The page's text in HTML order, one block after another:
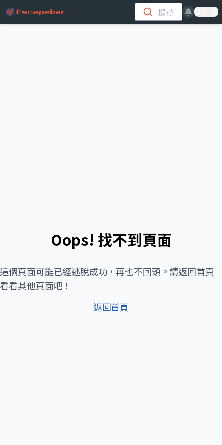
跳至主要內容
搜尋 登入
Oops! 找不到頁面
這個頁面可能已經逃脫成功，再也不回頭。請返回首頁
看看其他頁面吧！
返回首頁